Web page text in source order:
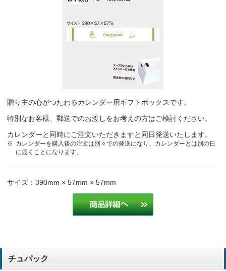
贈り主の心がつたわるカレンダー用ギフトボックスです。
特別なお客様、郵送でのお渡しをお考えの方はご検討ください。
カレンダーと同時にご注文いただきますと同日発送いたします。
カレンダーを購入後の注文は別々での発送になり、カレンダーとは別の日
に届くことになります。
サイズ：390mm × 57mm × 57mm
チュパック